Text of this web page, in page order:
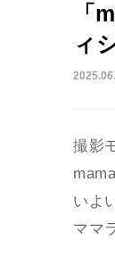
「
ィ
撮影
いよ
ママ